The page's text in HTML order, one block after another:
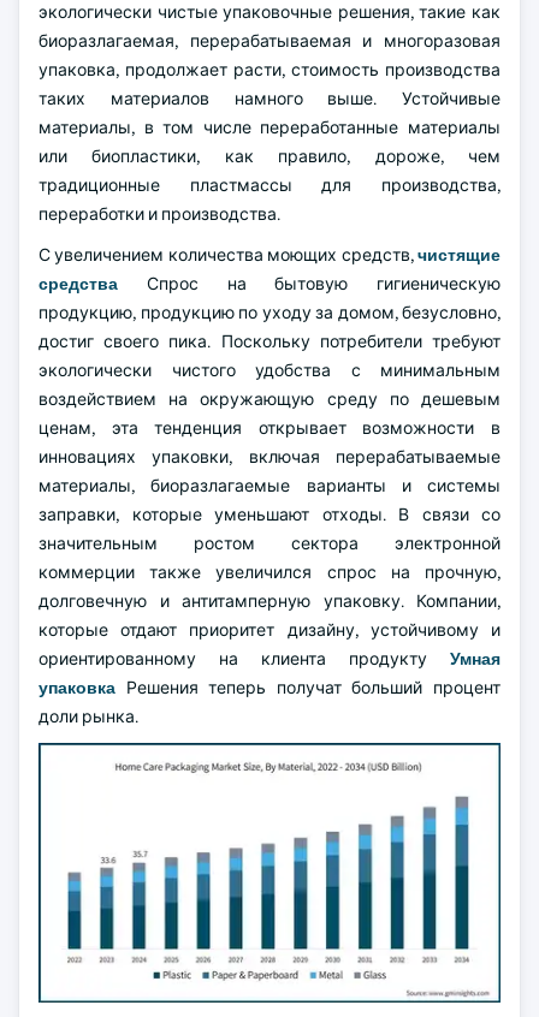
экологически чистые упаковочные решения, такие как
биоразлагаемая, перерабатываемая и многоразовая
упаковка, продолжает расти, стоимость производства
таких материалов намного выше. Устойчивые
материалы, в том числе переработанные материалы
или биопластики, как правило, дороже, чем
традиционные пластмассы для производства,
переработки и производства.
С увеличением количества моющих средств,чистящие
средства Спрос на бытовую гигиеническую
продукцию, продукцию по уходу за домом, безусловно,
достиг своего пика. Поскольку потребители требуют
экологически чистого удобства с минимальным
воздействием на окружающую среду по дешевым
ценам, эта тенденция открывает возможности в
инновациях упаковки, включая перерабатываемые
материалы, биоразлагаемые варианты и системы
заправки, которые уменьшают отходы. В связи со
значительным ростом сектора электронной
коммерции также увеличился спрос на прочную,
долговечную и антитамперную упаковку. Компании,
которые отдают приоритет дизайну, устойчивому и
ориентированному на клиента продукту Умная
упаковка Решения теперь получат больший процент
доли рынка.